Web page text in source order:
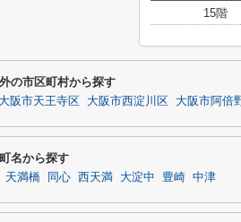
15階
の市区町村から探す
大阪市天王寺区 大阪市西淀川区 大阪市阿倍
名から探す
天満橋 同心 西天満 大淀中 豊崎 中津